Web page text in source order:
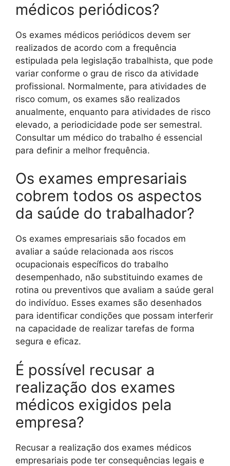
médicos periódicos?
Os exames médicos periódicos devem ser
realizados de acordo com a frequência
estipulada pela legislação trabalhista, que pode
variar conforme o grau de risco da atividade
profissional. Normalmente, para atividades de
risco comum, os exames são realizados
anualmente, enquanto para atividades de risco
elevado, a periodicidade pode ser semestral.
Consultar um médico do trabalho é essencial
para definir a melhor frequência.
Os exames empresariais
cobrem todos os aspectos
da saúde do trabalhador?
Os exames empresariais são focados em
avaliar a saúde relacionada aos riscos
ocupacionais específicos do trabalho
desempenhado, não substituindo exames de
rotina ou preventivos que avaliam a saúde geral
do indivíduo. Esses exames são desenhados
para identificar condições que possam interferir
na capacidade de realizar tarefas de forma
segura e eficaz.
É possível recusar a
realização dos exames
médicos exigidos pela
empresa?
Recusar a realização dos exames médicos
empresariais pode ter consequências legais e